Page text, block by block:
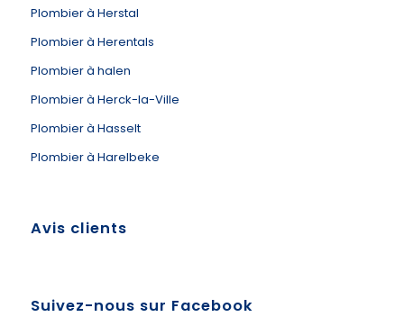
Plombier à Herstal
Plombier à Herentals
Plombier à halen
Plombier à Herck-la-Ville
Plombier à Hasselt
Plombier à Harelbeke
Avis clients
Suivez-nous sur Facebook